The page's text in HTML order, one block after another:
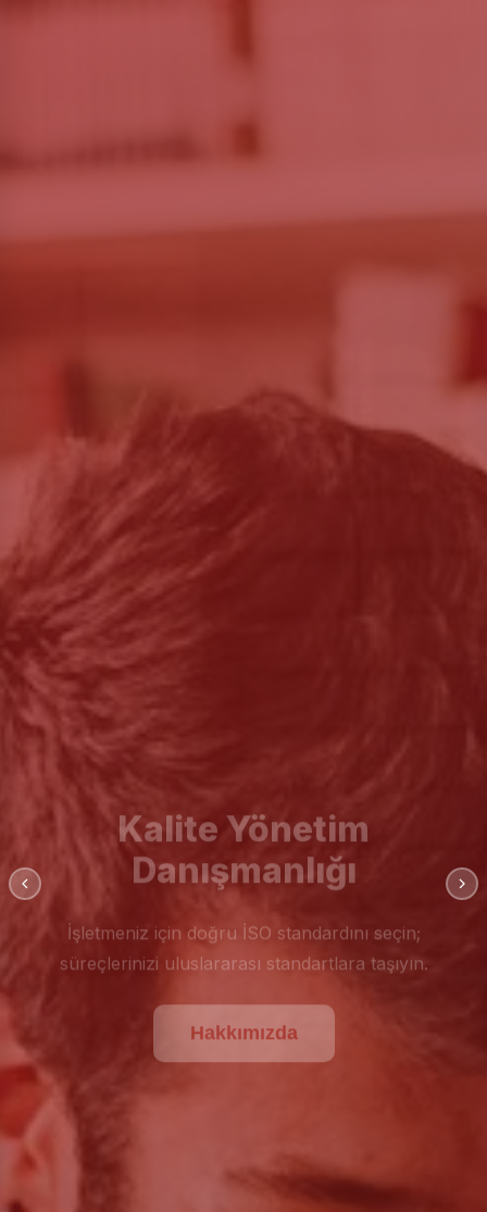
Kalite Yönetim
Danışmanlığı
İşletmeniz için doğru İSO standardını seçin;
süreçlerinizi uluslararası standartlara taşıyın.
Hakkımızda